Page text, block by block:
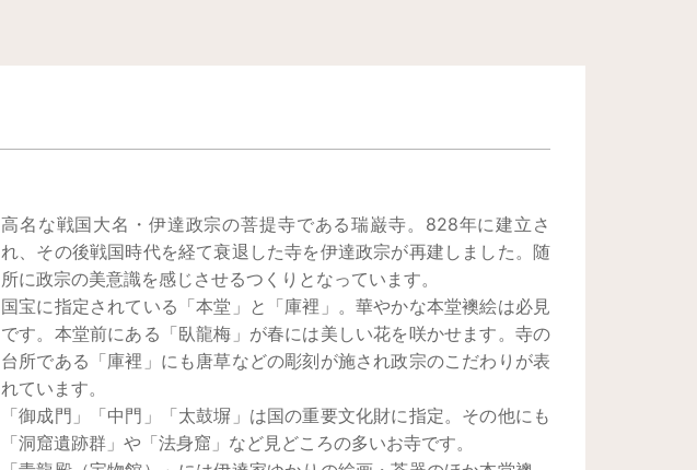
高名な戦国大名・伊達政宗の菩提寺である瑞巌寺。828年に建立さ
れ、その後戦国時代を経て衰退した寺を伊達政宗が再建しました。随
所に政宗の美意識を感じさせるつくりとなっています。
国宝に指定されている「本堂」と「庫裡」。華やかな本堂襖絵は必見
です。本堂前にある「臥龍梅」が春には美しい花を咲かせます。寺の
台所である「庫裡」にも唐草などの彫刻が施され政宗のこだわりが表
れています。
「御成門」「中門」「太鼓塀」は国の重要文化財に指定。その他にも
「洞窟遺跡群」や「法身窟」など見どころの多いお寺です。